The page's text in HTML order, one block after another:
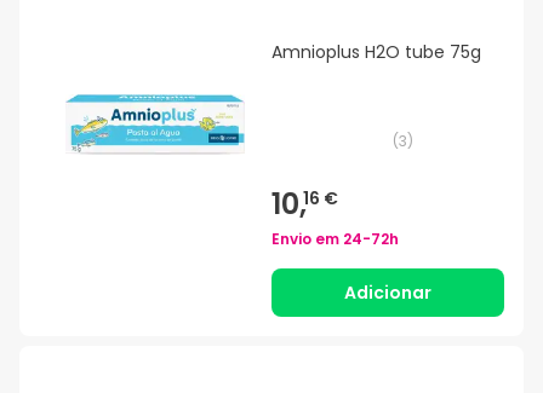
Amnioplus H2O tube 75g
(3)
10,16 €
Envio em 24-72h
Adicionar